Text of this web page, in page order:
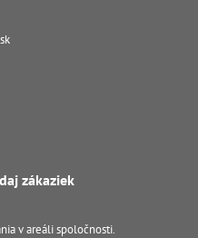
zákaziek
v areáli spoločnosti.